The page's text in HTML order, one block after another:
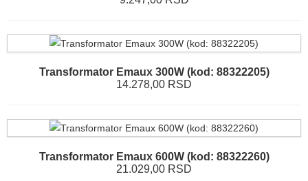
Transformator Emaux 300W (kod: 88322205)
14.278,00 RSD
Transformator Emaux 600W (kod: 88322260)
21.029,00 RSD